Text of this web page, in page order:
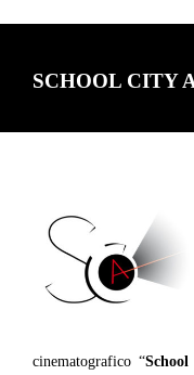
SCHOOL CITY
cinematografico “